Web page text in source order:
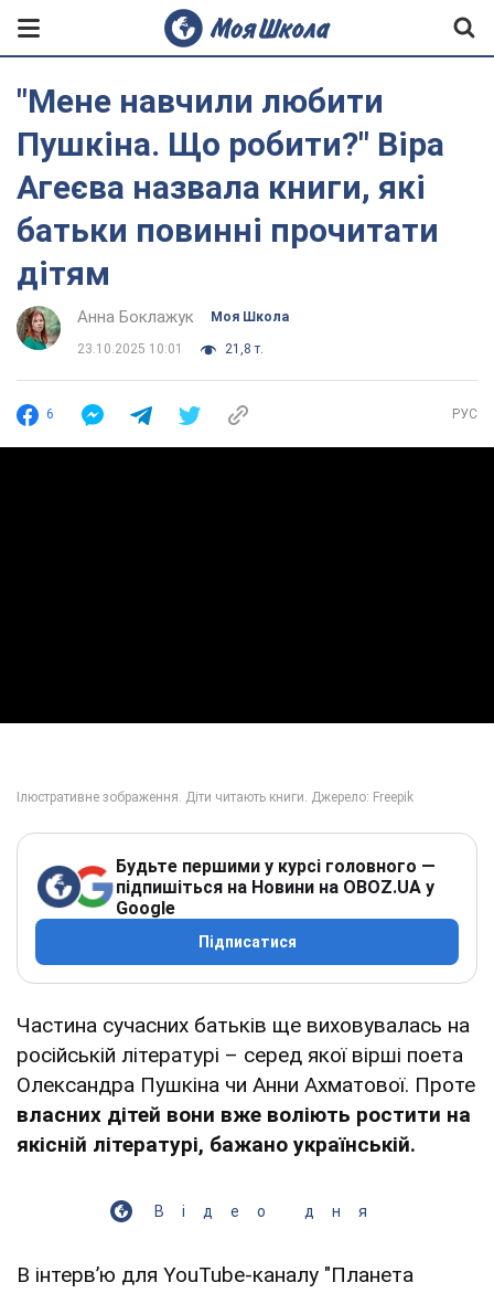
"Мене навчили любити
Пушкіна. Що робити?" Віра
Агеєва назвала книги, які
батьки повинні прочитати
дітям
Анна Боклажук Моя Школа
23.10.2025 10:01 21,8 т.
6 РУС
Будьте першими у курсі головного —
підпишіться на Новини на OBOZ.UA у
Google
Підписатися
Частина сучасних батьків ще виховувалась на
російській літературі – серед якої вірші поета
Олександра Пушкіна чи Анни Ахматової. Проте
власних дітей вони вже воліють ростити на
якісній літературі, бажано українській.
Відео дня
В інтерв’ю для YouTube-каналу "Планета